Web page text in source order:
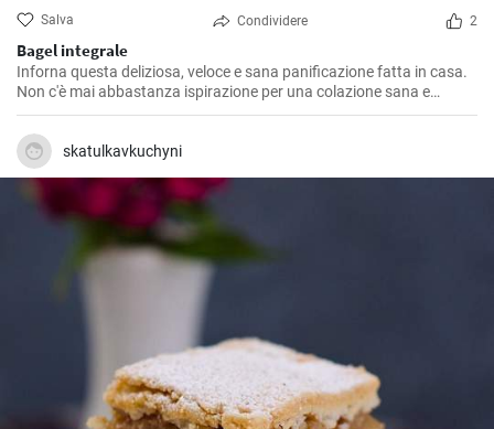
Salva Condividere 2
Bagel integrale
Inforna questa deliziosa, veloce e sana panificazione fatta in casa.
Non c'è mai abbastanza ispirazione per una colazione sana e
gustosa.
skatulkavkuchyni